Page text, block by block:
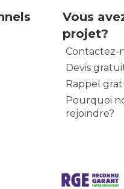
Vous
projet?
Contactez-
Devis
Rappel
Pourquoi
rejoindre?